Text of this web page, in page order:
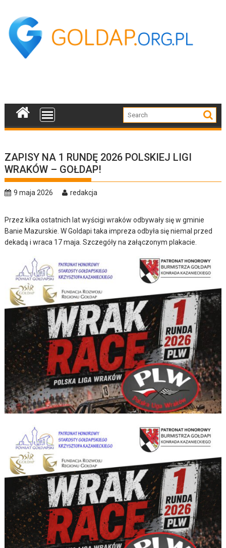
content
ZAPISY NA 1 RUNDĘ 2026 POLSKIEJ LIGI
WRAKÓW – GOŁDAP!
9 maja 2026 redakcja
Przez kilka ostatnich lat wyścigi wraków odbywały się w gminie
Banie Mazurskie. W Goldapi taka impreza odbyła się niemal przed
dekadą i wraca 17 maja. Szczegóły na załączonym plakacie.